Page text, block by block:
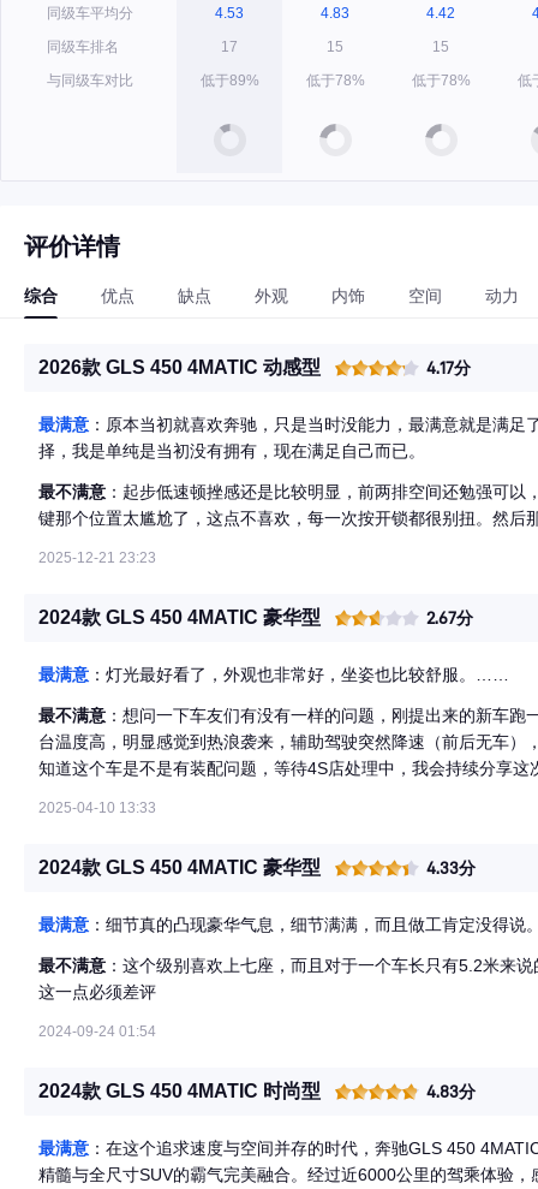
同级车平均分
同级车排名
与同级车对比
4.53
17
低于89%
4.83
15
低于78%
4.42
15
低于78%
低
评价详情
综合 优点 缺点 外观 内饰 空间 动力
2026款 GLS 450 4MATIC 动感型 4.17分
最满意 ：原本当初就喜欢奔驰，只是当时没能力，最满意就是满
择，我是单纯是当初没有拥有，现在满足自己而已。
最不满意 ：起步低速顿挫感还是比较明显，前两排空间还勉强可
键那个位置太尴尬了，这点不喜欢，每一次按开锁都很别扭。然后
2025-12-21 23:23
2024款 GLS 450 4MATIC 豪华型 2.67分
最满意 ：灯光最好看了，外观也非常好，坐姿也比较舒服。……
最不满意 ：想问一下车友们有没有一样的问题，刚提出来的新车
台温度高，明显感觉到热浪袭来，辅助驾驶突然降速（前后无车
知道这个车是不是有装配问题，等待4S店处理中，我会持续分享这
2025-04-10 13:33
2024款 GLS 450 4MATIC 豪华型 4.33分
最满意 ：细节真的凸现豪华气息，细节满满，而且做工肯定没得说
最不满意 ：这个级别喜欢上七座，而且对于一个车长只有5.2米来
这一点必须差评
2024-09-24 01:54
2024款 GLS 450 4MATIC 时尚型 4.83分
最满意 ：在这个追求速度与空间并存的时代，奔驰GLS 450
精髓与全尺寸SUV的霸气完美融合。经过近6000公里的驾乘体验